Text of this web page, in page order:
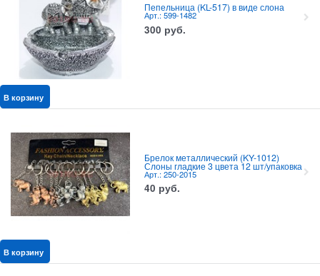
Пепельница (KL-517) в виде слона
Арт.: 599-1482
300 руб.
В корзину
Брелок металлический (KY-1012)
Слоны гладкие 3 цвета 12 шт/упаковка
Арт.: 250-2015
40 руб.
В корзину